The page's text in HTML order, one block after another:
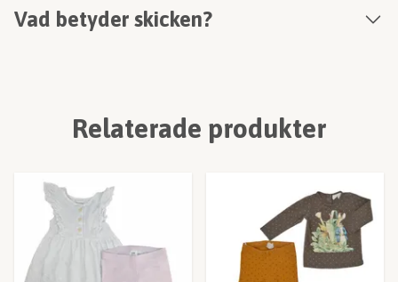
Vad betyder skicken?
Relaterade produkter